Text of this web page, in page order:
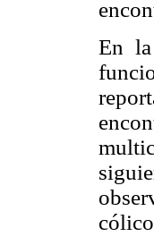
En